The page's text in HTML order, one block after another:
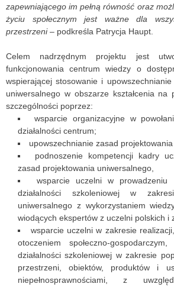
zapewniającego im pełną równość oraz
życiu społecznym jest ważne dla
przestrzeni– podkreśla Patrycja Haupt.
Celem nadrzędnym projektu jest
funkcjonowania centrum wiedzy o
wspierającej stosowanie i
uniwersalnego w obszarze kształcenia na
szczególności poprzez:
wsparcie organizacyjne w
działalności centrum;
upowszechnianie zasad
podnoszenie kompetencji kadry
zasad projektowania uniwersalnego,
wsparcie uczelni w prowadzeniu
działalności szkoleniowej w
uniwersalnego z wykorzystaniem
wiodących ekspertów z uczelni polskich i
wsparcie uczelni w zakresie
otoczeniem społeczno-
działalności szkoleniowej w zakresie
przestrzeni, obiektów, produktów i
niepełnosprawnościami, z